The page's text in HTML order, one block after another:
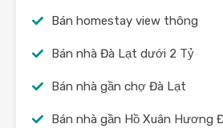
Bán homestay view thông
Bán nhà Đà Lạt dưới 2 Tỷ
Bán nhà gần chợ Đà Lạt
Bán nhà gần Hồ Xuân Hương